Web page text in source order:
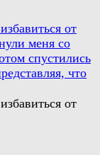
от
меня со
спустились
что
от